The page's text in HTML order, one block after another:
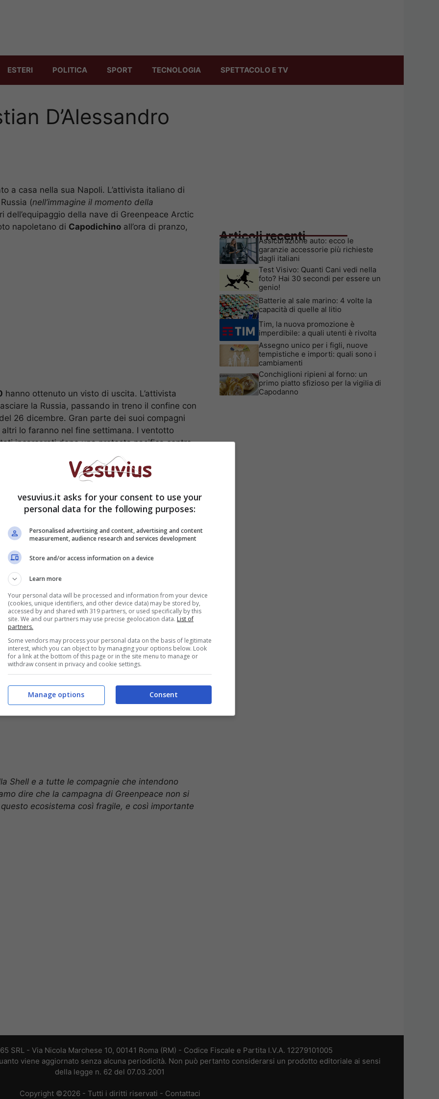
ESTERI POLITICA SPORT TECNOLOGIA SPETTACOLO E TV
D’Alessandro
a casa nella sua Napoli. L’attivista italiano di
(nell’immagine il momento della
dell’equipaggio della nave di Greenpeace Arctic
napoletano di Capodichino all’ora di pranzo,
hanno ottenuto un visto di uscita. L’attivista
la Russia, passando in treno il confine con
26 dicembre. Gran parte dei suoi compagni
altri lo faranno nel fine settimana. I ventotto
incarcerati dopo una protesta pacifica contro
avvenuta il 18 settembre. Il giorno
‘Arctic Sunrise’ era stata abbordata in acque
venire poi rimorchiata a Murmansk dove i
“E’ stato un onore per me vivere tutto quello
Willcox) che era a bordo della prima
affondata dai servizi segreti francesi nel 1985.
con alcuni dei membri dell’equipaggio del
i nuovi marinai che ho incontrato. E’ un piacere
140 appartenenti alla squadra di appoggio,
vita più facile. E sarò per sempre grato ai
sostenuto negli ultimi tre mesi. E’ strano
esperienza: di sicuro ha cambiato le
Shell e a tutte le compagnie che intendono
dire che la campagna di Greenpeace non si
ecosistema così fragile, e così importante
Articoli recenti
Assicurazione auto: ecco le
garanzie accessorie più richieste
dagli italiani
Test Visivo: Quanti Cani vedi nella
foto? Hai 30 secondi per essere un
genio!
Batterie al sale marino: 4 volte la
capacità di quelle al litio
Tim, la nuova promozione è
imperdibile: a quali utenti è rivolta
Assegno unico per i figli, nuove
tempistiche e importi: quali sono i
cambiamenti
Conchiglioni ripieni al forno: un
primo piatto sfizioso per la vigilia di
Capodanno
SRL - Via Nicola Marchese 10, 00141 Roma (RM) - Codice Fiscale e Partita I.V.A. 12279101005
viene aggiornato senza alcuna periodicità. Non può pertanto considerarsi un prodotto editoriale ai sensi
della legge n. 62 del 07.03.2001
Copyright ©2026 - Tutti i diritti riservati - Contattaci
vesuvius.it asks for your consent to use your
personal data for the following purposes:
Personalised advertising and content, advertising and content
measurement, audience research and services development
Store and/or access information on a device
Learn more
Your personal data will be processed and information from your device
(cookies, unique identifiers, and other device data) may be stored by,
accessed by and shared with 319 partners, or used specifically by this
site. We and our partners may use precise geolocation data. List of
partners.
Some vendors may process your personal data on the basis of legitimate
interest, which you can object to by managing your options below. Look
for a link at the bottom of this page or in the site menu to manage or
withdraw consent in privacy and cookie settings.
Consent
Manage options